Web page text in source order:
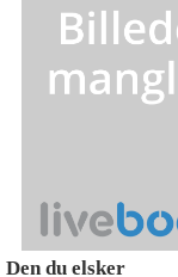
Den du elsker